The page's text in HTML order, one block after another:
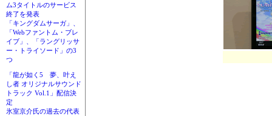
ム3タイトルのサービス
終了を発表
「キングダムサーガ」、
「Webファントム・ブレ
イブ」、「ラングリッサ
ー・トライソード」の3
つ
「龍が如く5 夢、叶え
し者 オリジナルサウンド
トラック Vol.1」配信決
定
氷室京介氏の過去の代表